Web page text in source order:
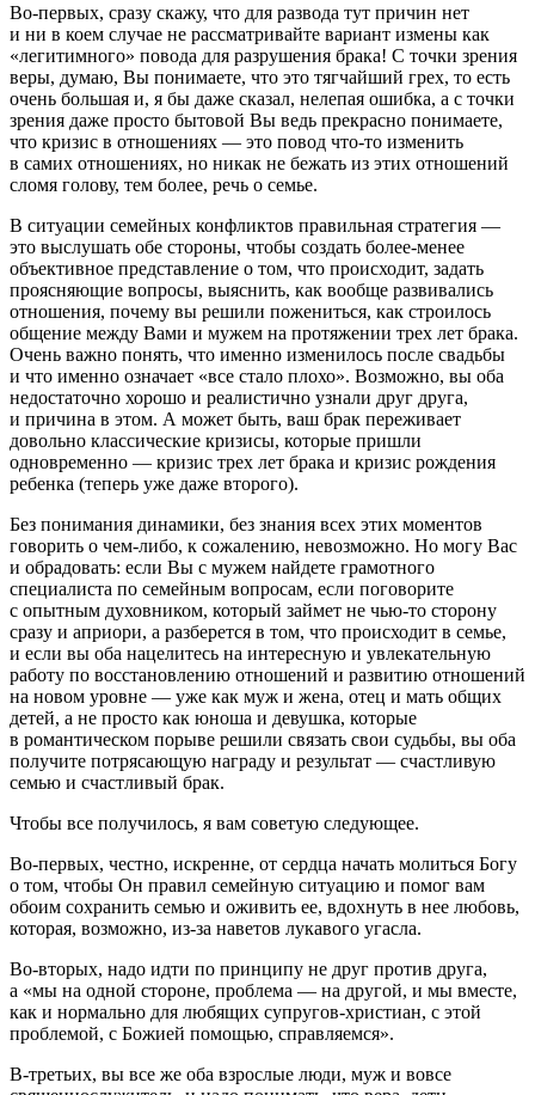
Во-первых, сразу скажу, что для развода тут причин нет
и ни в коем случае не рассматривайте вариант измены как
«легитимного» повода для разрушения брака! С точки зрения
веры, думаю, Вы понимаете, что это тягчайший грех, то есть
очень большая и, я бы даже сказал, нелепая ошибка, а с точки
зрения даже просто бытовой Вы ведь прекрасно понимаете,
что кризис в отношениях — это повод что-то изменить
в самих отношениях, но никак не бежать из этих отношений
сломя голову, тем более, речь о семье.
В ситуации семейных конфликтов правильная стратегия —
это выслушать обе стороны, чтобы создать более-менее
объективное представление о том, что происходит, задать
проясняющие вопросы, выяснить, как вообще развивались
отношения, почему вы решили пожениться, как строилось
общение между Вами и мужем на протяжении трех лет брака.
Очень важно понять, что именно изменилось после свадьбы
и что именно означает «все стало плохо». Возможно, вы оба
недостаточно хорошо и реалистично узнали друг друга,
и причина в этом. А может быть, ваш брак переживает
довольно классические кризисы, которые пришли
одновременно — кризис трех лет брака и кризис рождения
ребенка (теперь уже даже второго).
Без понимания динамики, без знания всех этих моментов
говорить о чем-либо, к сожалению, невозможно. Но могу Вас
и обрадовать: если Вы с мужем найдете грамотного
специалиста по семейным вопросам, если поговорите
с опытным духовником, который займет не чью-то сторону
сразу и априори, а разберется в том, что происходит в семье,
и если вы оба нацелитесь на интересную и увлекательную
работу по восстановлению отношений и развитию отношений
на новом уровне — уже как муж и жена, отец и мать общих
детей, а не просто как юноша и девушка, которые
в романтическом порыве решили связать свои судьбы, вы оба
получите потрясающую награду и результат — счастливую
семью и счастливый брак.
Чтобы все получилось, я вам советую следующее.
Во-первых, честно, искренне, от сердца начать молиться Богу
о том, чтобы Он правил семейную ситуацию и помог вам
обоим сохранить семью и оживить ее, вдохнуть в нее любовь,
которая, возможно, из-за наветов лукавого угасла.
Во-вторых, надо идти по принципу не друг против друга,
а «мы на одной стороне, проблема — на другой, и мы вместе,
как и нормально для любящих супругов-христиан, с этой
проблемой, с Божией помощью, справляемся».
В-третьих, вы все же оба взрослые люди, муж и вовсе